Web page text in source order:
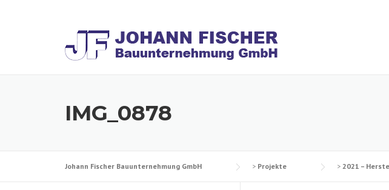
IMG_0878
Johann Fischer Bauunternehmung GmbH > Projekte > 2021 –